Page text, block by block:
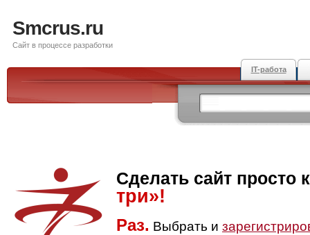
Smcrus.ru
Сайт в процессе разработки
IT-работа
Сделать сайт просто
три»!
Раз. Выбрать и